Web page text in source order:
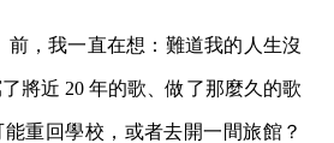
前，我一直在想：難道我的人生沒
將近 20 年的歌、做了那麼久的歌
重回學校，或者去開一間旅館？